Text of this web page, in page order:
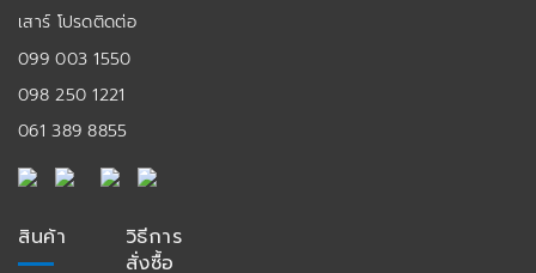
เสาร์ โปรดติดต่อ
099 003 1550
098 250 1221
061 389 8855
สินค้า
วิธีการ
สั่งซื้อ